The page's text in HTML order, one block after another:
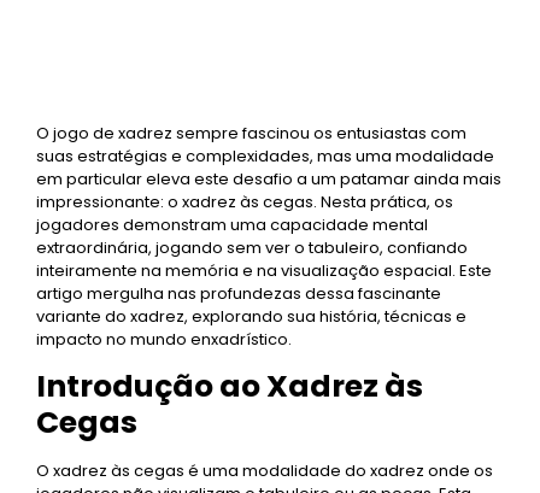
O jogo de xadrez sempre fascinou os entusiastas com
suas estratégias e complexidades, mas uma modalidade
em particular eleva este desafio a um patamar ainda mais
impressionante: o xadrez às cegas. Nesta prática, os
jogadores demonstram uma capacidade mental
extraordinária, jogando sem ver o tabuleiro, confiando
inteiramente na memória e na visualização espacial. Este
artigo mergulha nas profundezas dessa fascinante
variante do xadrez, explorando sua história, técnicas e
impacto no mundo enxadrístico.
Introdução ao Xadrez às
Cegas
O xadrez às cegas é uma modalidade do xadrez onde os